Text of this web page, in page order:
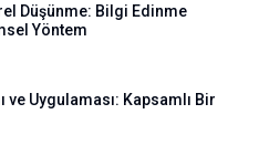
Düşünme: Bilgi Edinme
Yöntem
ve Uygulaması: Kapsamlı Bir